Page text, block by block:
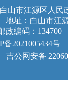
白山市江源区人
地址：白山市江
政编码：134700
备2021005434号
吉公网安备